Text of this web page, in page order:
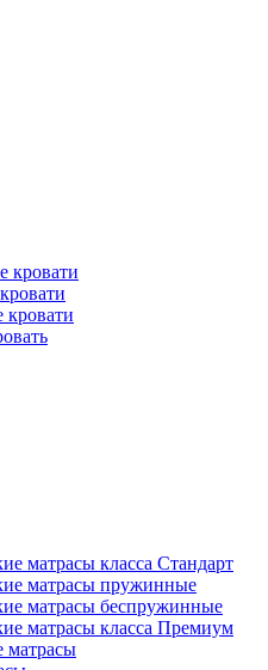
кровати
кровати
матрасы класса Стандарт
матрасы пружинные
матрасы беспружинные
матрасы класса Премиум
матрасы